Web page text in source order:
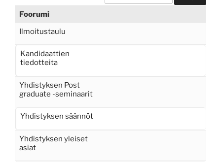
Foorumi
Ilmoitustaulu
Kandidaattien
tiedotteita
Yhdistyksen Post
graduate -seminaarit
Yhdistyksen säännöt
Yhdistyksen yleiset
asiat